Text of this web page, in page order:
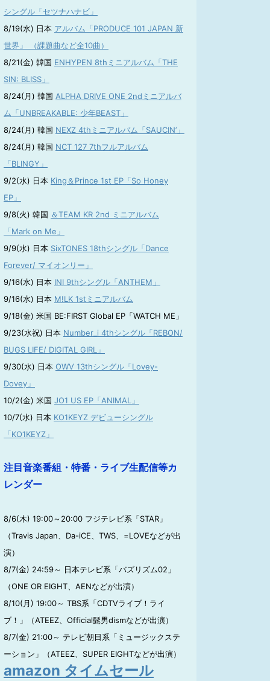
シングル「セツナハナビ」
8/19(水) 日本 アルバム「PRODUCE 101 JAPAN 新
世界」 （課題曲など全10曲）
8/21(金) 韓国 ENHYPEN 8thミニアルバム「THE
SIN: BLISS」
8/24(月) 韓国 ALPHA DRIVE ONE 2ndミニアルバ
ム「UNBREAKABLE: 少年BEAST」
8/24(月) 韓国 NEXZ 4thミニアルバム「SAUCIN’」
8/24(月) 韓国 NCT 127 7thフルアルバム
「BLINGY」
9/2(水) 日本 King＆Prince 1st EP「So Honey
EP」
9/8(火) 韓国 ＆TEAM KR 2nd ミニアルバム
「Mark on Me」
9/9(水) 日本 SixTONES 18thシングル「Dance
Forever/ マイオンリー」
9/16(水) 日本 INI 9thシングル「ANTHEM」
9/16(水) 日本 M!LK 1stミニアルバム
9/18(金) 米国 BE:FIRST Global EP「WATCH ME」
9/23(水祝) 日本 Number_i 4thシングル「REBON/
BUGS LIFE/ DIGITAL GIRL」
9/30(水) 日本 OWV 13thシングル「Lovey-
Dovey」
10/2(金) 米国 JO1 US EP「ANIMAL」
10/7(水) 日本 KO1KEYZ デビューシングル
「KO1KEYZ」
注目音楽番組・特番・ライブ生配信等カ
レンダー
8/6(木) 19:00～20:00 フジテレビ系「STAR」
（Travis Japan、Da-iCE、TWS、=LOVEなどが出
演）
8/7(金) 24:59～ 日本テレビ系「バズリズム02」
（ONE OR EIGHT、AENなどが出演）
8/10(月) 19:00～ TBS系「CDTVライブ！ライ
ブ！」（ATEEZ、Official髭男dismなどが出演）
8/7(金) 21:00～ テレビ朝日系「ミュージックステ
ーション」（ATEEZ、SUPER EIGHTなどが出演）
amazon タイムセール